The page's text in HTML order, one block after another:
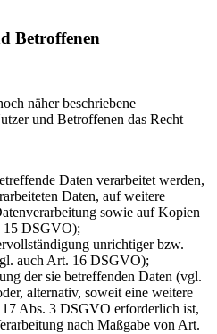
Betroffenen
näher beschriebene
und Betroffenen das Recht
Daten verarbeitet werden,
Daten, auf weitere
sowie auf Kopien
15 DSGVO);
unrichtiger bzw.
auch Art. 16 DSGVO);
der sie betreffenden Daten (vgl.
alternativ, soweit eine weitere
Abs. 3 DSGVO erforderlich ist,
nach Maßgabe von Art.